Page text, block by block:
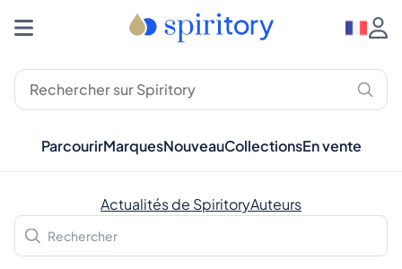
ParcourirMarquesNouveauCollectionsEn vente
Actualités de SpiritoryAuteurs